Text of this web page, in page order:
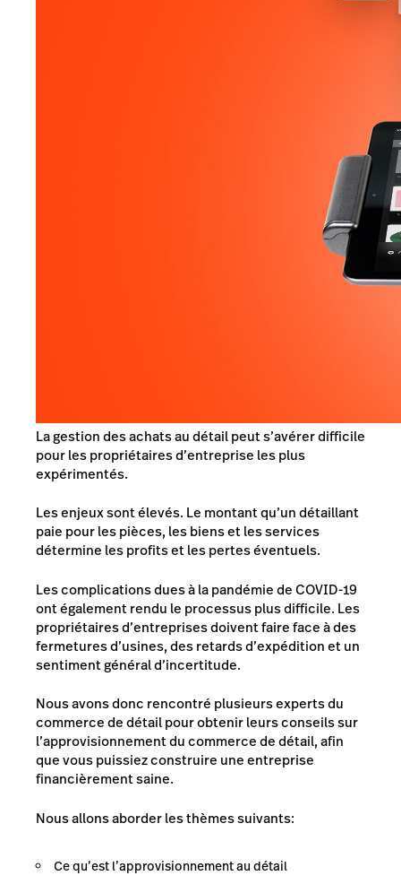
La gestion des achats au détail peut s’avérer difficile
pour les propriétaires d’entreprise les plus
expérimentés.
Les enjeux sont élevés. Le montant qu’un détaillant
paie pour les pièces, les biens et les services
détermine les profits et les pertes éventuels.
Les complications dues à la pandémie de COVID-19
ont également rendu le processus plus difficile. Les
propriétaires d’entreprises doivent faire face à des
fermetures d’usines, des retards d’expédition et un
sentiment général d’incertitude.
Nous avons donc rencontré plusieurs experts du
commerce de détail pour obtenir leurs conseils sur
l’approvisionnement du commerce de détail, afin
que vous puissiez construire une entreprise
financièrement saine.
Nous allons aborder les thèmes suivants:
Ce qu’est l’approvisionnement au détail